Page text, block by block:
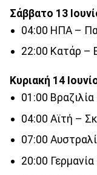
Σάββατο 13
04:00 ΗΠΑ –
22:00 Κατάρ –
Κυριακή 14
01:00
04:00 Αϊτή –
07:00
20:00